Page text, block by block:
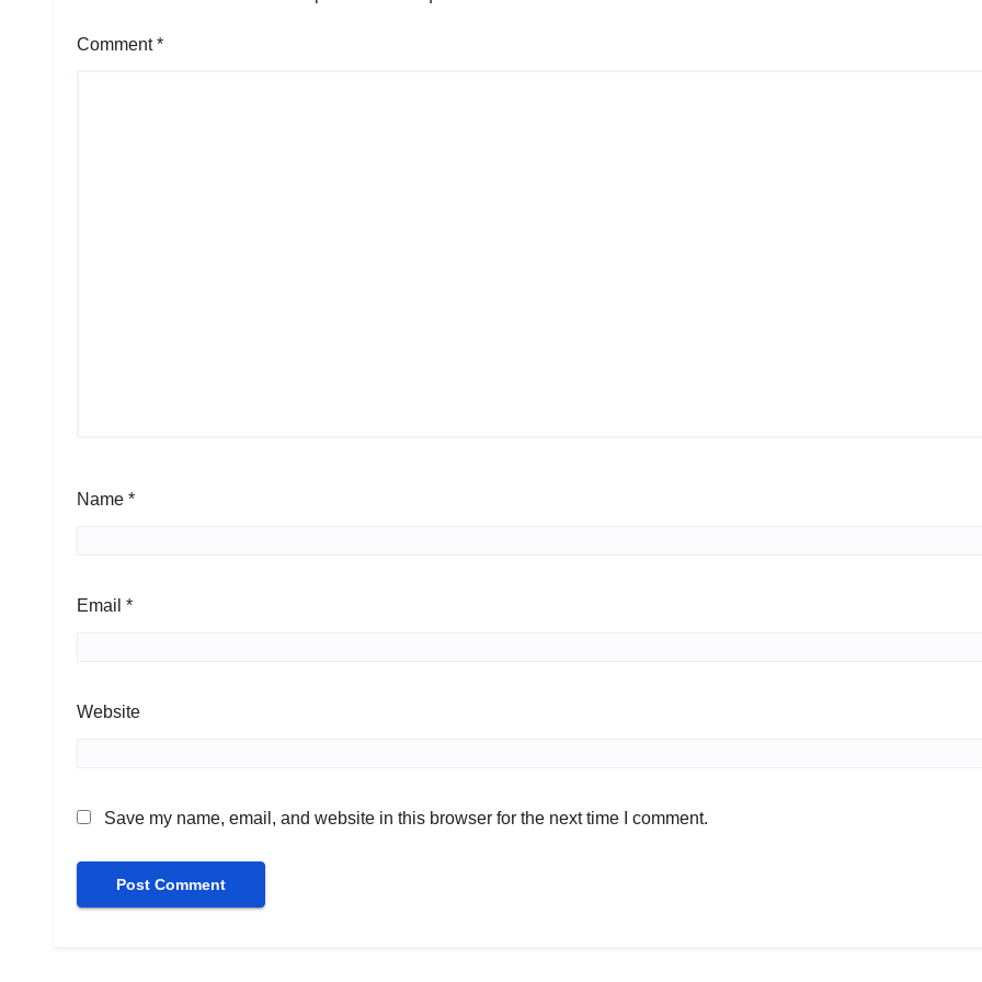
Comment*
Name *
Email *
Website
Save my name, email, and website in this browser for the next time I comment.